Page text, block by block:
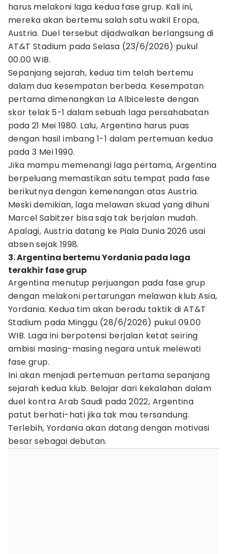
harus melakoni laga kedua fase grup. Kali ini,
mereka akan bertemu salah satu wakil Eropa,
Austria. Duel tersebut dijadwalkan berlangsung di
AT&T Stadium pada Selasa (23/6/2026) pukul
00.00 WIB.
Sepanjang sejarah, kedua tim telah bertemu
dalam dua kesempatan berbeda. Kesempatan
pertama dimenangkan La Albiceleste dengan
skor telak 5-1 dalam sebuah laga persahabatan
pada 21 Mei 1980. Lalu, Argentina harus puas
dengan hasil imbang 1-1 dalam pertemuan kedua
pada 3 Mei 1990.
Jika mampu memenangi laga pertama, Argentina
berpeluang memastikan satu tempat pada fase
berikutnya dengan kemenangan atas Austria.
Meski demikian, laga melawan skuad yang dihuni
Marcel Sabitzer bisa saja tak berjalan mudah.
Apalagi, Austria datang ke Piala Dunia 2026 usai
absen sejak 1998.
3. Argentina bertemu Yordania pada laga
terakhir fase grup
Argentina menutup perjuangan pada fase grup
dengan melakoni pertarungan melawan klub Asia,
Yordania. Kedua tim akan beradu taktik di AT&T
Stadium pada Minggu (28/6/2026) pukul 09.00
WIB. Laga ini berpotensi berjalan ketat seiring
ambisi masing-masing negara untuk melewati
fase grup.
Ini akan menjadi pertemuan pertama sepanjang
sejarah kedua klub. Belajar dari kekalahan dalam
duel kontra Arab Saudi pada 2022, Argentina
patut berhati-hati jika tak mau tersandung.
Terlebih, Yordania akan datang dengan motivasi
besar sebagai debutan.